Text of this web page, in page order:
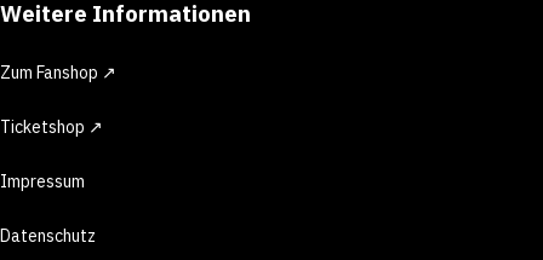
Weitere Informationen
Zum Fanshop ↗
Ticketshop ↗
Impressum
Datenschutz